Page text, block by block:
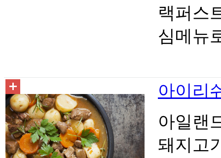
랙퍼스
심메뉴
아이리
아일랜
돼지고